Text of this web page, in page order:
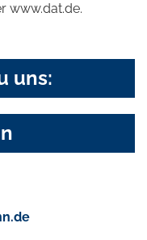
www.dat.de.
uns: